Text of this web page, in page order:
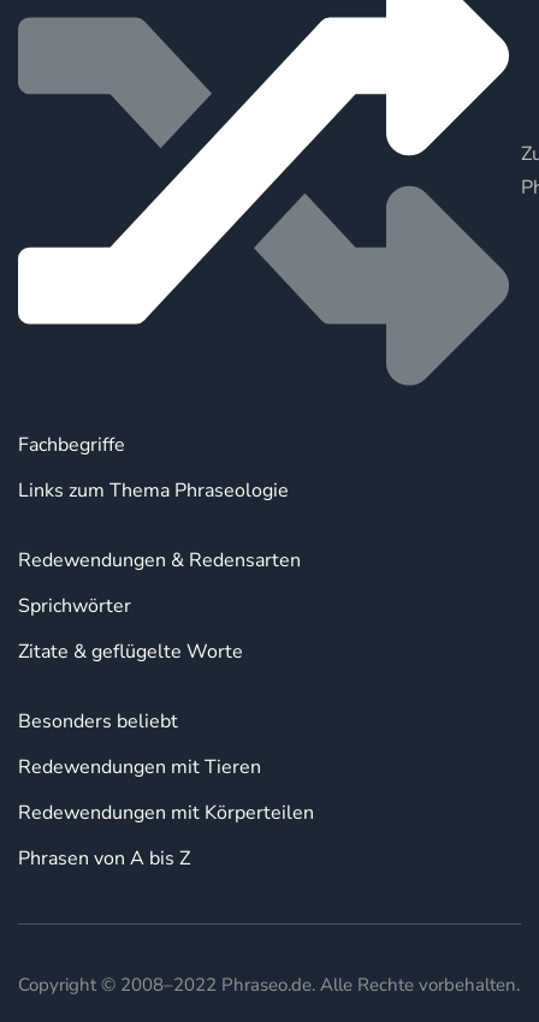
Fachbegriffe
Links zum Thema Phraseologie
Redewendungen & Redensarten
Sprichwörter
Zitate & geflügelte Worte
Besonders beliebt
Redewendungen mit Tieren
Redewendungen mit Körperteilen
Phrasen von A bis Z
Copyright © 2008–2022 Phraseo.de. Alle Rechte vorbehalten.